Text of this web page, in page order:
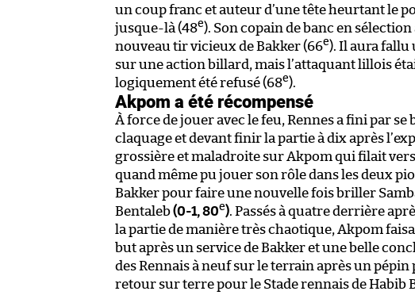
un coup franc et auteur d’une tête heurtant le
jusque-là (48e). Son copain de banc en
nouveau tir vicieux de Bakker (66e). Il aura fallu
sur une action billard, mais l’attaquant lillois
logiquement été refusé (68e).
Akpom a été récompensé
À force de jouer avec le feu, Rennes a fini par
claquage et devant finir la partie à dix après
grossière et maladroite sur Akpom qui filait
quand même pu jouer son rôle dans les deux
Bakker pour faire une nouvelle fois briller
Bentaleb(0-1, 80e). Passés à quatre derrière
la partie de manière très chaotique, Akpom
but après un service de Bakker et une belle
des Rennais à neuf sur le terrain après un
retour sur terre pour le Stade rennais de Habib